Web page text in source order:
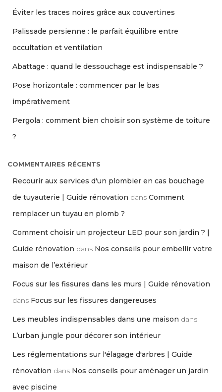
Éviter les traces noires grâce aux couvertines
Palissade persienne : le parfait équilibre entre
occultation et ventilation
Abattage : quand le dessouchage est indispensable ?
Pose horizontale : commencer par le bas
impérativement
Pergola : comment bien choisir son système de toiture
?
COMMENTAIRES RÉCENTS
Recourir aux services d'un plombier en cas bouchage
de tuyauterie | Guide rénovation dans Comment
remplacer un tuyau en plomb ?
Comment choisir un projecteur LED pour son jardin ? |
Guide rénovation dans Nos conseils pour embellir votre
maison de l’extérieur
Focus sur les fissures dans les murs | Guide rénovation
dans Focus sur les fissures dangereuses
Les meubles indispensables dans une maison dans
L’urban jungle pour décorer son intérieur
Les réglementations sur l'élagage d'arbres | Guide
rénovation dans Nos conseils pour aménager un jardin
avec piscine